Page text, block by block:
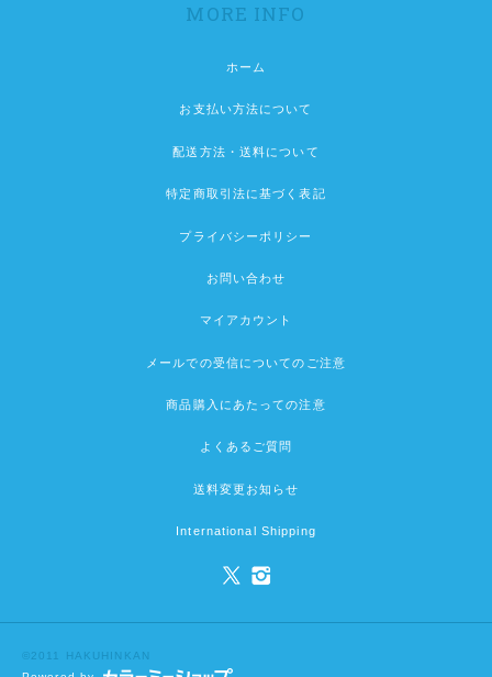
MORE INFO
ホーム
お支払い方法について
配送方法・送料について
特定商取引法に基づく表記
プライバシーポリシー
お問い合わせ
マイアカウント
メールでの受信についてのご注意
商品購入にあたっての注意
よくあるご質問
送料変更お知らせ
International Shipping
©2011 HAKUHINKAN